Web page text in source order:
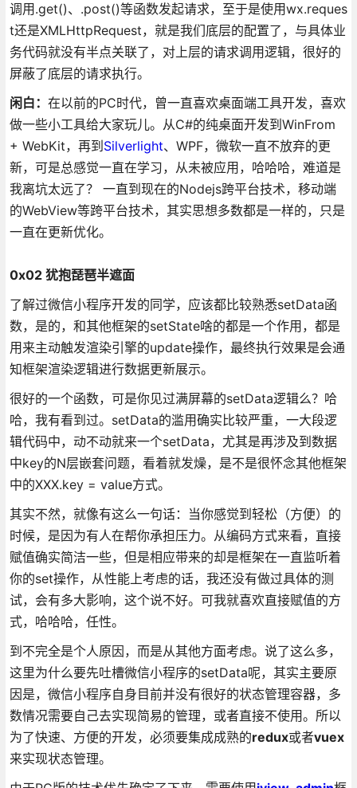
调用.get()、.post()等函数发起请求，至于是使用wx.reques
t还是XMLHttpRequest，就是我们底层的配置了，与具体业
务代码就没有半点关联了，对上层的请求调用逻辑，很好的
屏蔽了底层的请求执行。
闲白： 在以前的PC时代，曾一直喜欢桌面端工具开发，喜欢
做一些小工具给大家玩儿。从C#的纯桌面开发到WinFrom
+ WebKit，再到 Silverlight、WPF，微软一直不放弃的更
新，可是总感觉一直在学习，从未被应用，哈哈哈，难道是
我离坑太远了？ 一直到现在的Nodejs跨平台技术，移动端
的WebView等跨平台技术，其实思想多数都是一样的，只是
一直在更新优化。
0x02 犹抱琵琶半遮面
了解过微信小程序开发的同学，应该都比较熟悉setData函
数，是的，和其他框架的setState啥的都是一个作用，都是
用来主动触发渲染引擎的update操作，最终执行效果是会通
知框架渲染逻辑进行数据更新展示。
很好的一个函数，可是你见过满屏幕的setData逻辑么？哈
哈，我有看到过。setData的滥用确实比较严重，一大段逻
辑代码中，动不动就来一个setData，尤其是再涉及到数据
中key的N层嵌套问题，看着就发燥，是不是很怀念其他框架
中的XXX.key = value方式。
其实不然，就像有这么一句话：当你感觉到轻松（方便）的
时候，是因为有人在帮你承担压力。从编码方式来看，直接
赋值确实简洁一些，但是相应带来的却是框架在一直监听着
你的set操作，从性能上考虑的话，我还没有做过具体的测
试，会有多大影响，这个说不好。可我就喜欢直接赋值的方
式，哈哈哈，任性。
到不完全是个人原因，而是从其他方面考虑。说了这么多，
这里为什么要先吐槽微信小程序的setData呢，其实主要原
因是，微信小程序自身目前并没有很好的状态管理容器，多
数情况需要自己去实现简易的管理，或者直接不使用。所以
为了快速、方便的开发，必须要集成成熟的redux或者vuex
来实现状态管理。